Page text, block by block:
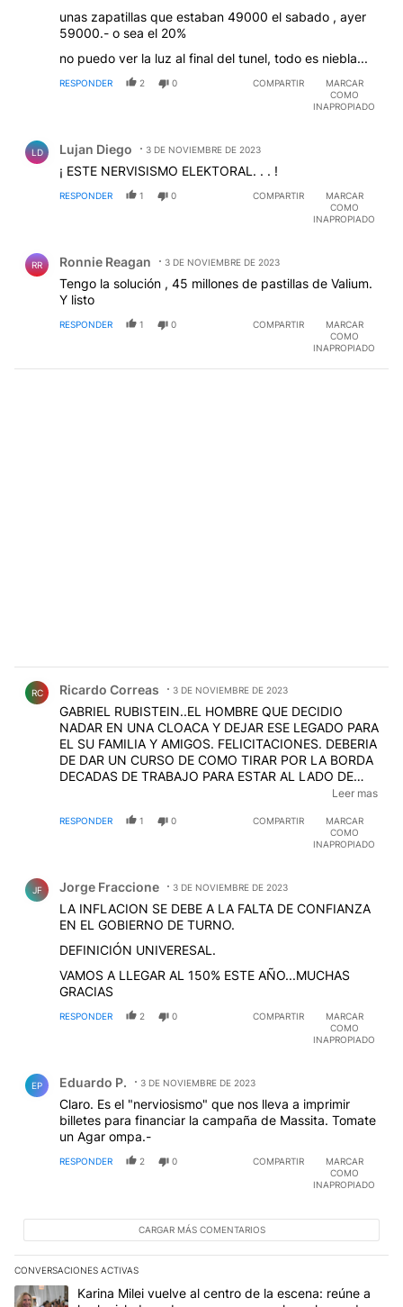
unas zapatillas que estaban 49000 el sabado , ayer
59000.- o sea el 20%
no puedo ver la luz al final del tunel, todo es niebla...
RESPONDER 2 0 COMPARTIR
MARCAR
COMO
INAPROPIADO
LD Lujan Diego 3 DE NOVIEMBRE DE 2023
¡ ESTE NERVISISMO ELEKTORAL. . . !
RESPONDER 1 0 COMPARTIR
MARCAR
COMO
INAPROPIADO
RR Ronnie Reagan 3 DE NOVIEMBRE DE 2023
Tengo la solución , 45 millones de pastillas de Valium.
Y listo
RESPONDER 1 0 COMPARTIR
MARCAR
COMO
INAPROPIADO
RC Ricardo Correas 3 DE NOVIEMBRE DE 2023
GABRIEL RUBISTEIN..EL HOMBRE QUE DECIDIO
NADAR EN UNA CLOACA Y DEJAR ESE LEGADO PARA
EL SU FAMILIA Y AMIGOS. FELICITACIONES. DEBERIA
DE DAR UN CURSO DE COMO TIRAR POR LA BORDA
DECADAS DE TRABAJO PARA ESTAR AL LADO DE
SEA RESPALDADO POR VUESTRAS MENTIRAS
Leer mas
RESPONDER 1 0 COMPARTIR
MARCAR
COMO
INAPROPIADO
JF Jorge Fraccione 3 DE NOVIEMBRE DE 2023
LA INFLACION SE DEBE A LA FALTA DE CONFIANZA
EN EL GOBIERNO DE TURNO.
DEFINICIÓN UNIVERESAL.
VAMOS A LLEGAR AL 150% ESTE AÑO...MUCHAS
GRACIAS
RESPONDER 2 0 COMPARTIR
MARCAR
COMO
INAPROPIADO
EP Eduardo P. 3 DE NOVIEMBRE DE 2023
Claro. Es el "nerviosismo" que nos lleva a imprimir
billetes para financiar la campaña de Massita. Tomate
un Agar ompa.-
RESPONDER 2 0 COMPARTIR
MARCAR
COMO
INAPROPIADO
CARGAR MÁS COMENTARIOS
CONVERSACIONES ACTIVAS
Este listado muestra los artículos con más comentarios en los
Un artículo de tendencia con el título "Karina Milei vuelve al
Karina Milei vuelve al centro de la escena: reúne a